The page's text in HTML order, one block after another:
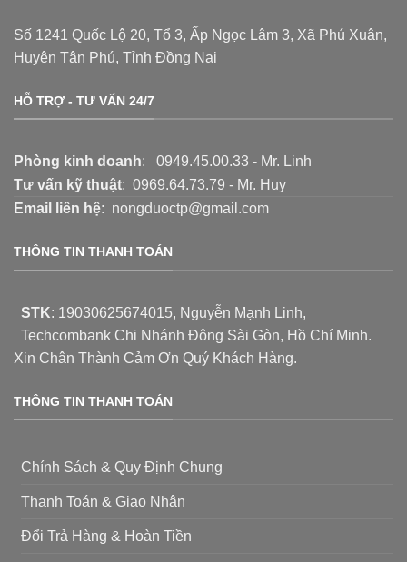
Số 1241 Quốc Lộ 20, Tổ 3, Ấp Ngọc Lâm 3, Xã Phú Xuân,
Huyện Tân Phú, Tỉnh Đồng Nai
HỖ TRỢ - TƯ VẤN 24/7
Phòng kinh doanh: 0949.45.00.33 - Mr. Linh
Tư vấn kỹ thuật: 0969.64.73.79 - Mr. Huy
Email liên hệ: nongduoctp@gmail.com
THÔNG TIN THANH TOÁN
STK: 19030625674015, Nguyễn Mạnh Linh,
Techcombank Chi Nhánh Đông Sài Gòn, Hồ Chí Minh.
Xin Chân Thành Cảm Ơn Quý Khách Hàng.
THÔNG TIN THANH TOÁN
Chính Sách & Quy Định Chung
Thanh Toán & Giao Nhận
Đổi Trả Hàng & Hoàn Tiền